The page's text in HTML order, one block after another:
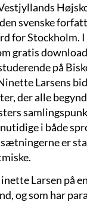
svenske
for Stockholm.
gratis
på
Larsens
der alle
i både
er
Larsen på
og som har